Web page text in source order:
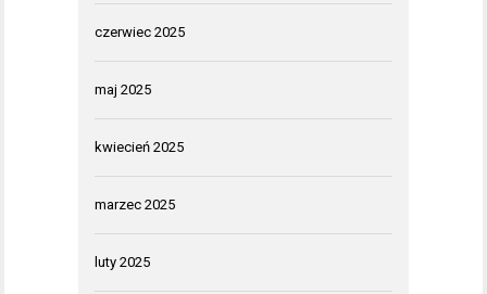
czerwiec 2025
maj 2025
kwiecień 2025
marzec 2025
luty 2025